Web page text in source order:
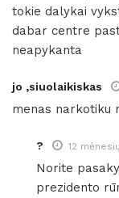
tokie dalykai
dabar centre
neapykanta
jo ,siuolaikiskas
menas narkotiku
? 12
Norite
prezidento